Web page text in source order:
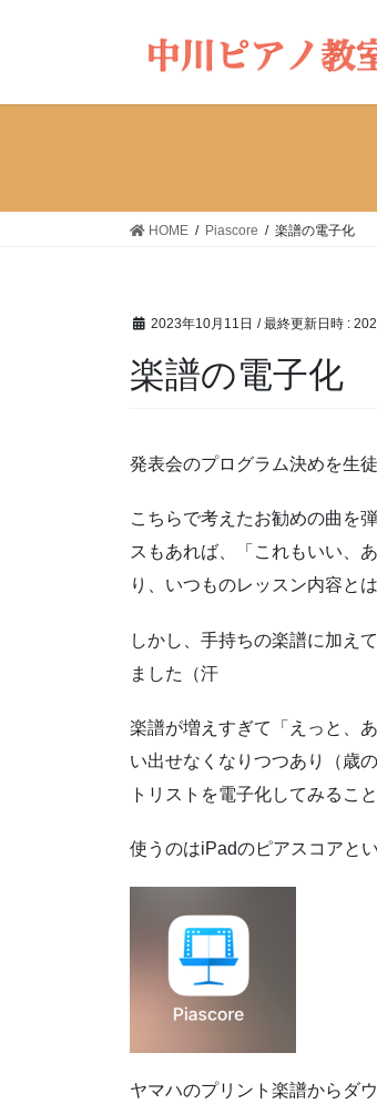
HOME Piascore 楽譜の電子化
2023年10月11日 / 最終更新日時 :
楽譜の電子化
発表会のプログラム決めを生
こちらで考えたお勧めの曲を
スもあれば、「これもいい、
り、いつものレッスン内容と
しかし、手持ちの楽譜に加え
ました（汗
楽譜が増えすぎて「えっと、
い出せなくなりつつあり（歳
トリストを電子化してみるこ
使うのはiPadのピアスコアと
ヤマハのプリント楽譜からダ